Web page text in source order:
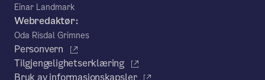
Einar Landmark
Webredaktør:
Oda Risdal Grimnes
Personvern
Tilgjengelighetserklæring